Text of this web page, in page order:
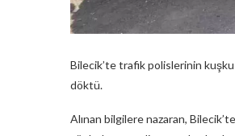
Bilecik’te trafik polislerinin
döktü.
Alınan bilgilere nazaran,